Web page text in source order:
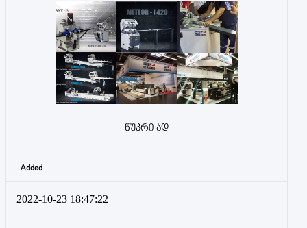
ნუკრი ად
Added
2022-10-23 18:47:22